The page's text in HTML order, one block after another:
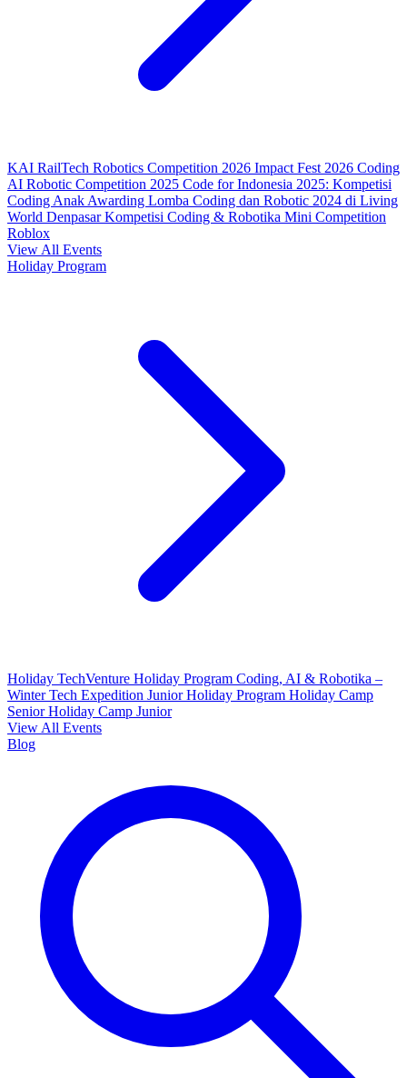
KAI RailTech Robotics Competition 2026 Impact Fest 2026 Coding
AI Robotic Competition 2025 Code for Indonesia 2025: Kompetisi
Coding Anak Awarding Lomba Coding dan Robotic 2024 di Living
World DenpasarKompetisi Coding & Robotika Mini Competition
Roblox
View All Events
Holiday Program
Holiday TechVenture Holiday Program Coding, AI & Robotika –
Winter Tech Expedition Junior Holiday Program Holiday Camp
SeniorHoliday Camp Junior
View All Events
Blog